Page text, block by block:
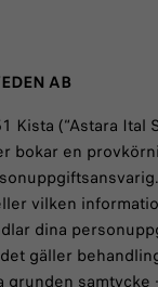
AB
(“Astara Ital
bokar en
vilken
dina
gäller